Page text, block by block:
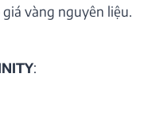
vàng nguyên liệu.
: